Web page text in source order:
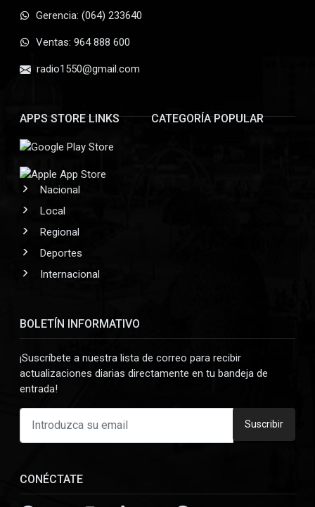
Gerencia: (064) 233640
Ventas: 964 888 600
radio1550@gmail.com
APPS STORE LINKS CATEGORÍA POPULAR
Nacional
Local
Regional
Deportes
Internacional
BOLETÍN INFORMATIVO
¡Suscríbete a nuestra lista de correo para recibir
actualizaciones diarias directamente en tu bandeja de
entrada!
Suscribir
CONÉCTATE